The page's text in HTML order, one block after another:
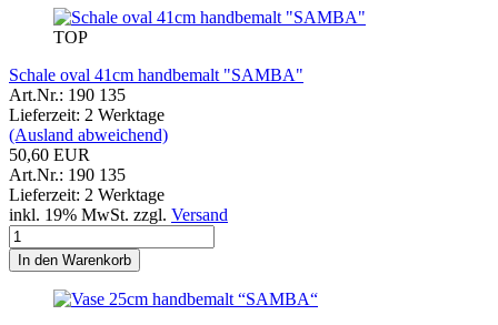
TOP
Schale oval 41cm handbemalt "SAMBA"
Art.Nr.: 190 135
Lieferzeit: 2 Werktage
(Ausland abweichend)
50,60 EUR
Art.Nr.: 190 135
Lieferzeit: 2 Werktage
inkl. 19% MwSt. zzgl. Versand
In den Warenkorb